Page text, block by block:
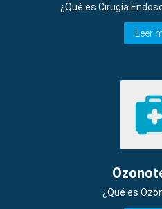
¿Qué es Cirugía
Leer
¿Qué es